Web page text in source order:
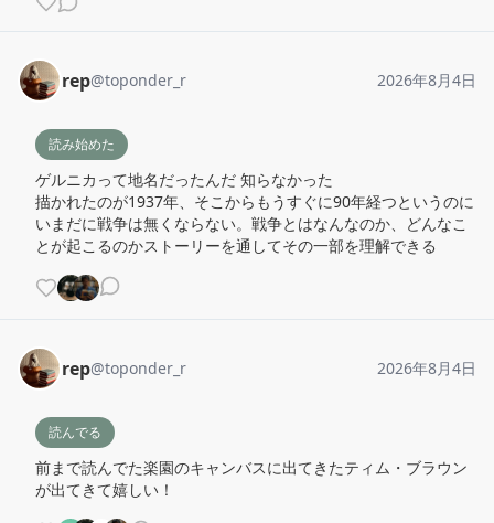
rep@toponder_r 2026年8月4日
読み始めた
ゲルニカって地名だったんだ 知らなかった
描かれたのが1937年、そこからもうすぐに90年経つというのに
いまだに戦争は無くならない。戦争とはなんなのか、どんなこ
とが起こるのかストーリーを通してその一部を理解できる
rep@toponder_r 2026年8月4日
読んでる
前まで読んでた楽園のキャンバスに出てきたティム・ブラウン
が出てきて嬉しい！